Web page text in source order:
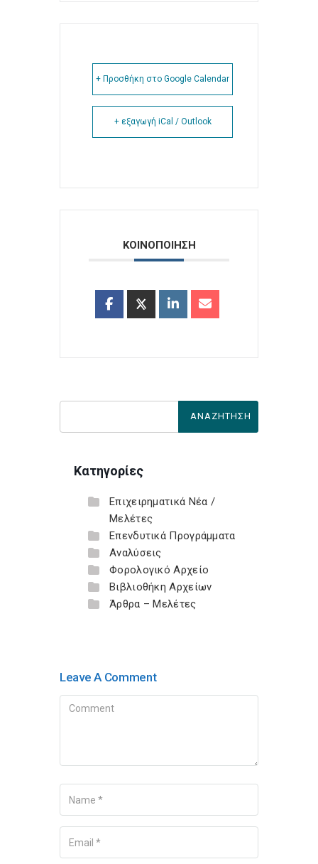
+ Προσθήκη στο Google Calendar
+ εξαγωγή iCal / Outlook
ΚΟΙΝΟΠΟΙΗΣΗ
Κατηγορίες
Επιχειρηματικά Νέα /
Μελέτες
Επενδυτικά Προγράμματα
Αναλύσεις
Φορολογικό Αρχείο
Βιβλιοθήκη Αρχείων
Άρθρα – Μελέτες
Leave A Comment
Comment
Name
Your Email